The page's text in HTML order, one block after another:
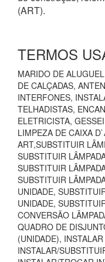
(ART).
TERMOS
MARIDO DE
DE CALÇADAS,
INTERFONES,
TELHADISTAS,
ELETRICISTA,
LIMPEZA DE CAIXA
ART,SUBSTITUIR
SUBSTITUIR
SUBSTITUIR
SUBSTITUIR
UNIDADE,
UNIDADE,
CONVERSÃO
QUADRO DE
(UNIDADE),
INSTALAR/